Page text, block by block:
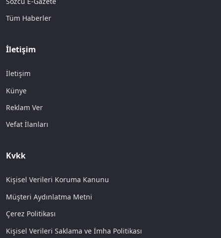
Tüm Haberler
İletişim
İletişim
Künye
Reklam Ver
Vefat İlanları
Kvkk
Kişisel Verileri Koruma Kanunu
Müşteri Aydınlatma Metni
Çerez Politikası
Kişisel Verileri Saklama ve İmha Politikası